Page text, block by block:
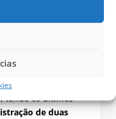
o
2004 no âmbito da
protocolos
profissional em
88 e 2004),
tendo os últimos
de duas